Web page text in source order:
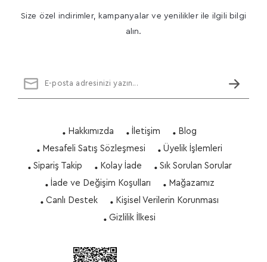
Size özel indirimler, kampanyalar ve yenilikler ile ilgili bilgi
alın.
Hakkımızda İletişim
Blog
Mesafeli Satış Sözleşmesi
Üyelik İşlemleri
Sipariş Takip
Kolay İade
Sık Sorulan Sorular
İade ve Değişim Koşulları
Mağazamız
Canlı Destek
Kişisel Verilerin Korunması
Gizlilik İlkesi